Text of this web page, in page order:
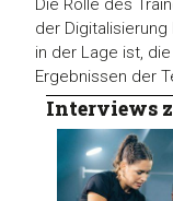
Die Rolle des
der
in der Lage ist,
Ergebnissen der
Interviews